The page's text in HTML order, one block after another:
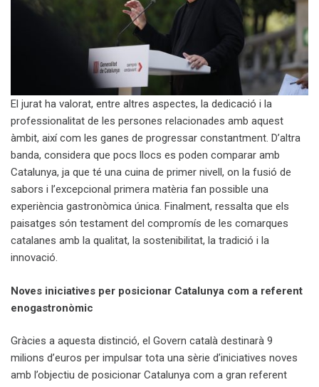
El jurat ha valorat, entre altres aspectes, la dedicació i la
professionalitat de les persones relacionades amb aquest
àmbit, així com les ganes de progressar constantment. D’altra
banda, considera que pocs llocs es poden comparar amb
Catalunya, ja que té una cuina de primer nivell, on la fusió de
sabors i l’excepcional primera matèria fan possible una
experiència gastronòmica única. Finalment, ressalta que els
paisatges són testament del compromís de les comarques
catalanes amb la qualitat, la sostenibilitat, la tradició i la
innovació.
Noves iniciatives per posicionar Catalunya com a referent
enogastronòmic
Gràcies a aquesta distinció, el Govern català destinarà 9
milions d’euros per impulsar tota una sèrie d’iniciatives noves
amb l’objectiu de posicionar Catalunya com a gran referent